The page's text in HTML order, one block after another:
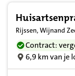
Rijssen, Wijnand
Contract:
6,9 km van je